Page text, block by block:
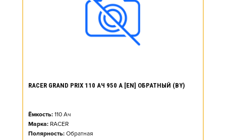
RACER GRAND PRIX 110 АЧ 950 А [EN] ОБРАТНЫЙ (BY)
Ёмкость: 110 Ач
Марка: RACER
Полярность: Обратная